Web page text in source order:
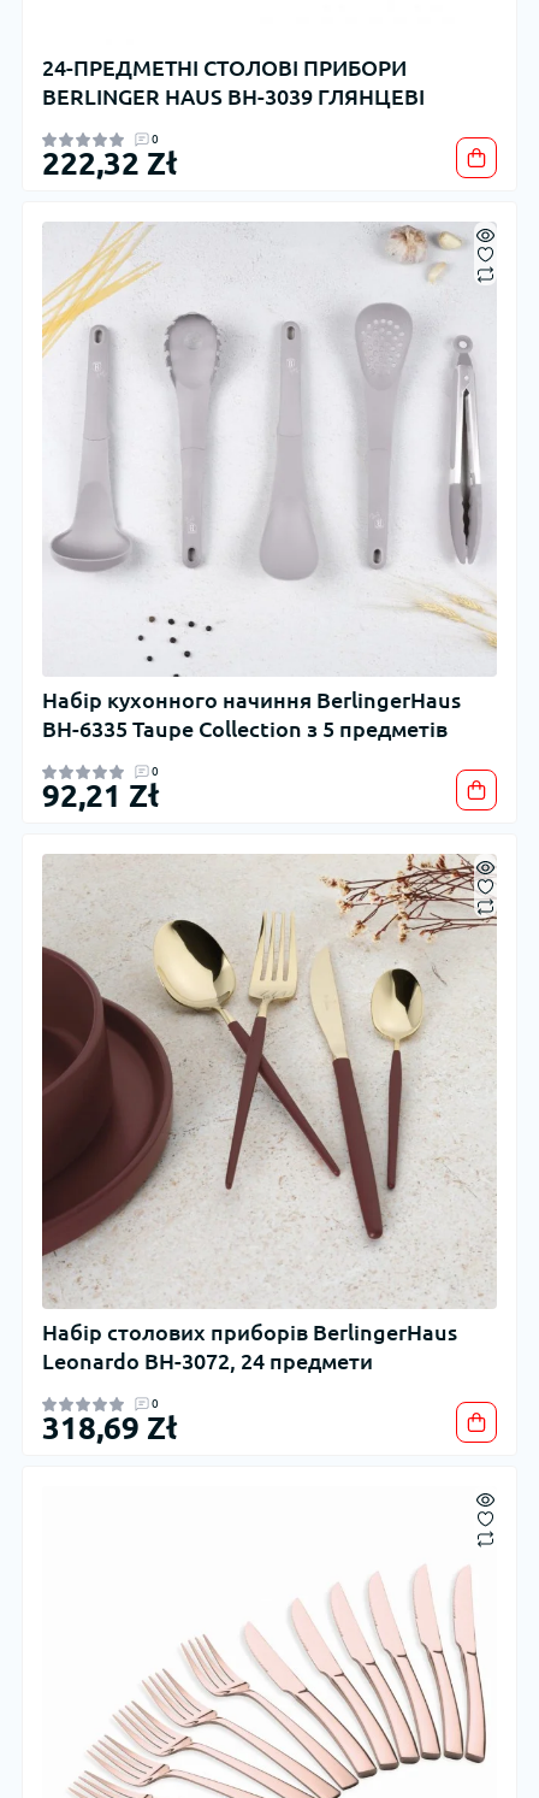
24-ПРЕДМЕТНІ СТОЛОВІ ПРИБОРИ
BERLINGER HAUS BH-3039 ГЛЯНЦЕВІ
0
222,32 Zł
Набір кухонного начиння BerlingerHaus
BH-6335 Taupe Collection з 5 предметів
0
92,21 Zł
Набір столових приборів BerlingerHaus
Leonardo BH-3072, 24 предмети
0
318,69 Zł